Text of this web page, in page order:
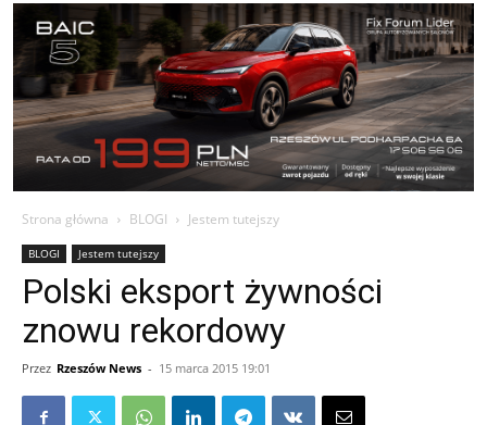
Strona główna BLOGI Jestem tutejszy
BLOGI Jestem tutejszy
Polski eksport żywności
znowu rekordowy
Przez Rzeszów News - 15 marca 2015 19:01